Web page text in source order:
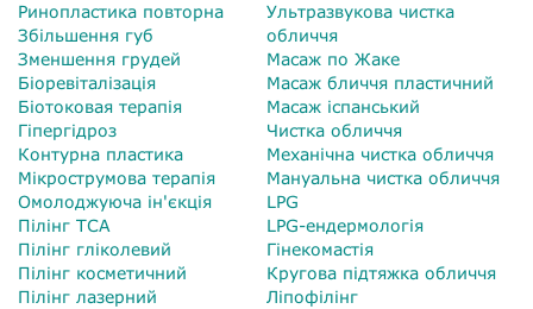
Ринопластика повторна
Збільшення губ
Зменшення грудей
Біоревіталізація
Біотоковая терапія
Гіпергідроз
Контурна пластика
Мікрострумова терапія
Омолоджуюча ін'єкція
Пілінг TCA
Пілінг гліколевий
Пілінг косметичний
Пілінг лазерний
Ультразвукова чистка
обличчя
Масаж по Жаке
Масаж бличчя пластичний
Масаж іспанський
Чистка обличчя
Механічна чистка обличчя
Мануальна чистка обличчя
LPG
LPG-ендермологія
Гінекомастія
Кругова підтяжка обличчя
Ліпофілінг